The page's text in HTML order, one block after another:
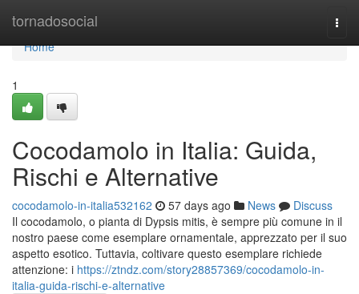
tornadosocial
Home
Home
1
Cocodamolo in Italia: Guida,
Rischi e Alternative
cocodamolo-in-italia532162 57 days ago News
Discuss
Il cocodamolo, o pianta di Dypsis mitis, è sempre più comune in il
nostro paese come esemplare ornamentale, apprezzato per il suo
aspetto esotico. Tuttavia, coltivare questo esemplare richiede
attenzione: i https://ztndz.com/story28857369/cocodamolo-in-
italia-guida-rischi-e-alternative